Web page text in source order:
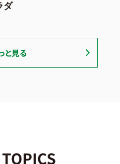
ダ
と見る